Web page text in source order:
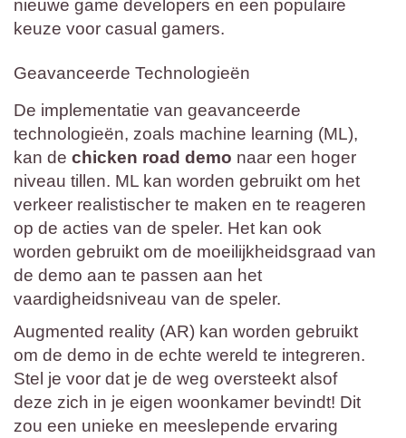
nieuwe game developers en een populaire
keuze voor casual gamers.
Geavanceerde Technologieën
De implementatie van geavanceerde
technologieën, zoals machine learning (ML),
kan de chicken road demo naar een hoger
niveau tillen. ML kan worden gebruikt om het
verkeer realistischer te maken en te reageren
op de acties van de speler. Het kan ook
worden gebruikt om de moeilijkheidsgraad van
de demo aan te passen aan het
vaardigheidsniveau van de speler.
Augmented reality (AR) kan worden gebruikt
om de demo in de echte wereld te integreren.
Stel je voor dat je de weg oversteekt alsof
deze zich in je eigen woonkamer bevindt! Dit
zou een unieke en meeslepende ervaring